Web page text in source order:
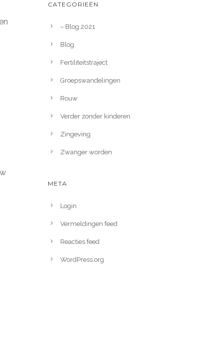
CATEGORIEËN
– Blog 2021
Blog
Fertiliteitstraject
Groepswandelingen
Rouw
Verder zonder kinderen
Zingeving
Zwanger worden
META
Login
Vermeldingen feed
Reacties feed
WordPress.org